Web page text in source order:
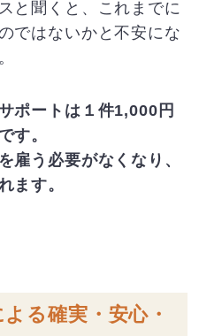
と聞くと、これまでに
ではないかと不安にな
ポートは１件1,000円
す。
雇う必要がなくなり、
ます。
る確実・安心・